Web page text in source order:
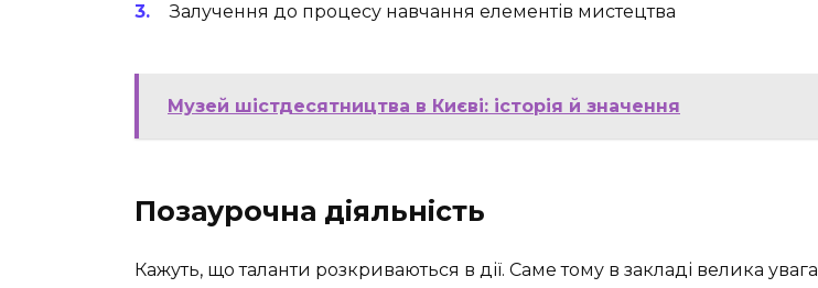
Залучення до процесу навчання елементів мистецтва
Музей шістдесятництва в Києві: історія й значення
Позаурочна діяльність
Кажуть, що таланти розкриваються в дії. Саме тому в закладі велика увага